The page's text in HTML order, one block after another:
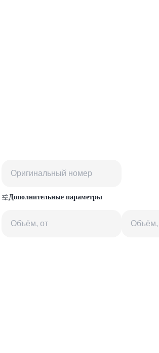
Дополнительные параметры